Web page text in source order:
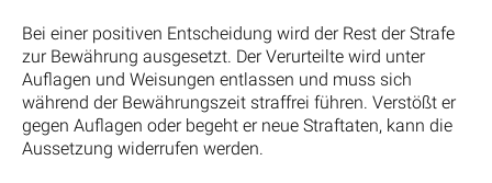
Bei einer positiven Entscheidung wird der Rest der Strafe
zur Bewährung ausgesetzt. Der Verurteilte wird unter
Auflagen und Weisungen entlassen und muss sich
während der Bewährungszeit straffrei führen. Verstößt er
gegen Auflagen oder begeht er neue Straftaten, kann die
Aussetzung widerrufen werden.